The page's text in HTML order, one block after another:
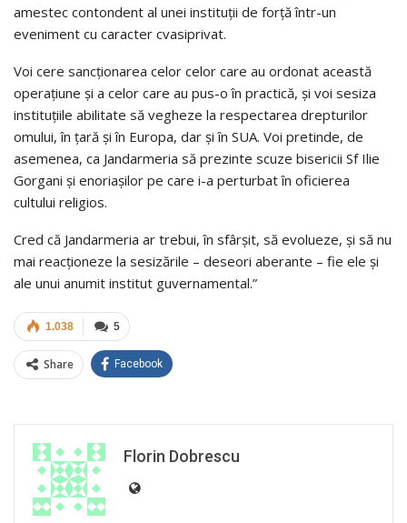
amestec contondent al unei instituţii de forţă într-un
eveniment cu caracter cvasiprivat.
Voi cere sancţionarea celor celor care au ordonat această
operaţiune şi a celor care au pus-o în practică, şi voi sesiza
instituţiile abilitate să vegheze la respectarea drepturilor
omului, în ţară şi în Europa, dar şi în SUA. Voi pretinde, de
asemenea, ca Jandarmeria să prezinte scuze bisericii Sf Ilie
Gorgani şi enoriaşilor pe care i-a perturbat în oficierea
cultului religios.
Cred că Jandarmeria ar trebui, în sfârşit, să evolueze, şi să nu
mai reacţioneze la sesizările – deseori aberante – fie ele şi
ale unui anumit institut guvernamental.”
5
1.038
Share Facebook
Florin Dobrescu